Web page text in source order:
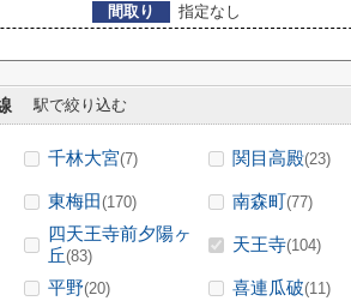
間取り
指定なし
駅で絞り込む
千林大宮(7) 関目高殿(23)
東梅田(170) 南森町(77)
四天王寺前夕陽ヶ
丘(83)
天王寺(104)
平野(20) 喜連瓜破(11)